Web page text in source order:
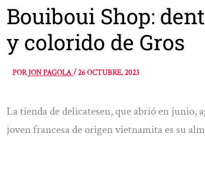
Bouiboui Shop:
y colorido de Gros
PORJON PAGOLA/26 OCTUBRE, 2023
La tienda de delicatesen, que abrió en junio,
joven francesa de origen vietnamita es su